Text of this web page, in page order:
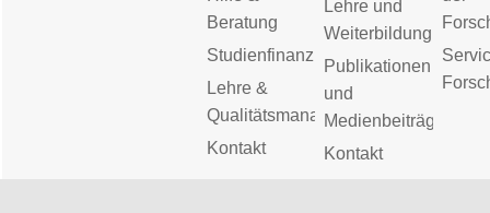
Beratung
Studienfinanzierung
Lehre &
Qualitätsmanagement
Kontakt
Lehre und
Weiterbildung
Publikationen
und
Medienbeiträge
Kontakt